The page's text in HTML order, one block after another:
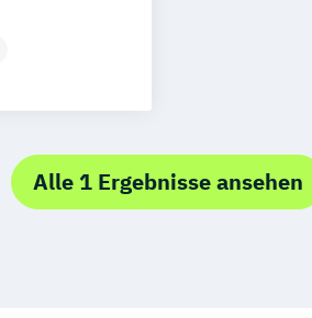
Alle 1 Ergebnisse ansehen